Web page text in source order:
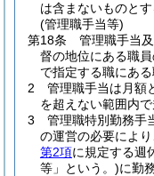
は含まないものとす
(管理職手当等)
第18条
管理職手当
督の地位にある職
で指定する職にあ
2
管理職手当は月額
を超えない範囲内で
3
管理職特別勤務手
の運営の必要により
第2項に規定する週
等」という。)に勤